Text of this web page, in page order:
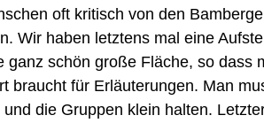
oft kritisch von den
Wir haben letztens mal eine
ganz schön große Fläche, so
braucht für Erläuterungen. Man
die Gruppen klein halten.